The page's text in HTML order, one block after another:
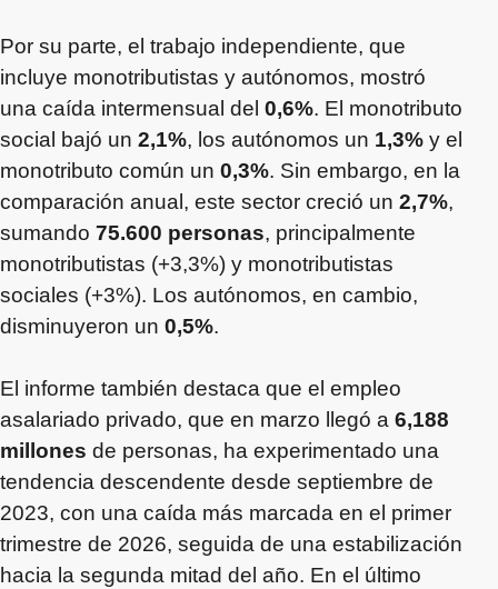
Por su parte, el trabajo independiente, que
incluye monotributistas y autónomos, mostró
una caída intermensual del 0,6%. El monotributo
social bajó un 2,1%, los autónomos un 1,3% y el
monotributo común un 0,3%. Sin embargo, en la
comparación anual, este sector creció un 2,7%,
sumando 75.600 personas, principalmente
monotributistas (+3,3%) y monotributistas
sociales (+3%). Los autónomos, en cambio,
disminuyeron un 0,5%.
El informe también destaca que el empleo
asalariado privado, que en marzo llegó a 6,188
millones de personas, ha experimentado una
tendencia descendente desde septiembre de
2023, con una caída más marcada en el primer
trimestre de 2026, seguida de una estabilización
hacia la segunda mitad del año. En el último